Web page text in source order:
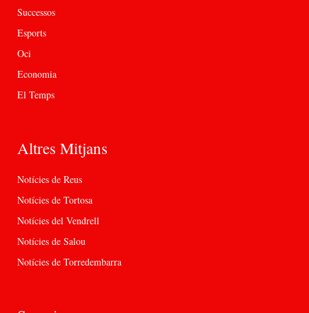
Successos
Esports
Oci
Economia
El Temps
Altres Mitjans
Notícies de Reus
Notícies de Tortosa
Notícies del Vendrell
Notícies de Salou
Notícies de Torredembarra